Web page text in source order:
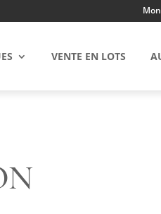
VENTE EN LOTS